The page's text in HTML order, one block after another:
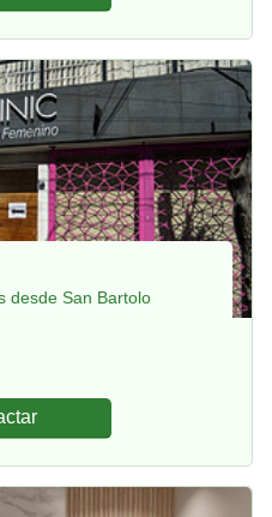
desde San Bartolo